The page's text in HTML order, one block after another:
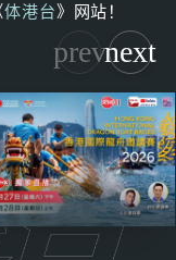
体港台》网站！